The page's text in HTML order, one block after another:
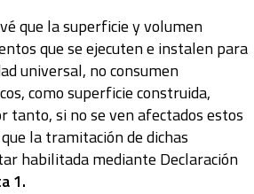
que la superficie y volumen
que se ejecuten e instalen para
universal, no consumen
como superficie construida,
tanto, si no se ven afectados estos
la tramitación de dichas
habilitada mediante Declaración
1.